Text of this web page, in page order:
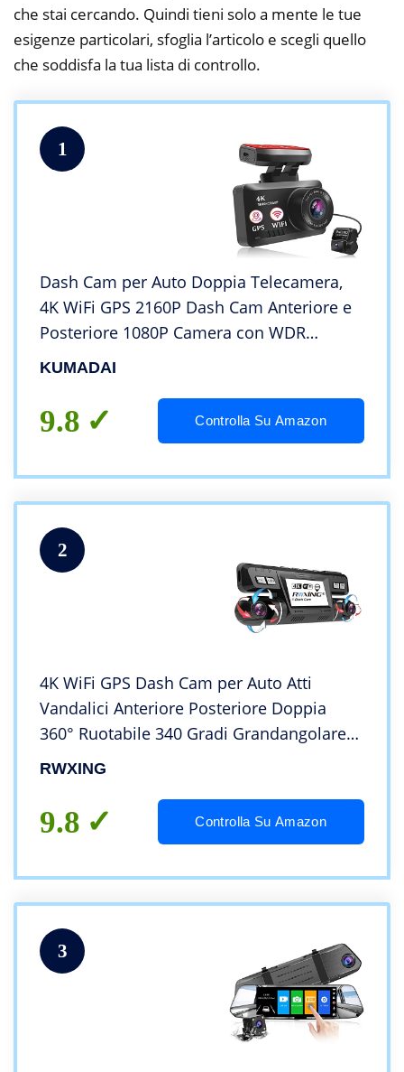
che stai cercando. Quindi tieni solo a mente le tue
esigenze particolari, sfoglia l’articolo e scegli quello
che soddisfa la tua lista di controllo.
1
Dash Cam per Auto Doppia Telecamera,
4K WiFi GPS 2160P Dash Cam Anteriore e
Posteriore 1080P Camera con WDR
Visione Notturna Sensore di Movimento e
Vandalici
KUMADAI
9.8 Controlla Su Amazon
2
4K WiFi GPS Dash Cam per Auto Atti
Vandalici Anteriore Posteriore Doppia
360° Ruotabile 340 Gradi Grandangolare
Telecamera Dashcam con Micro SD Card
Visione Notturna
RWXING
9.8 Controlla Su Amazon
3